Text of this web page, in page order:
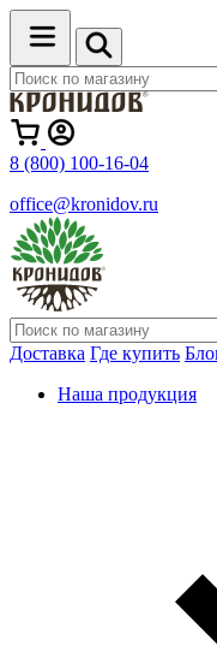
8 (800) 100-16-04
office@kronidov.ru
Доставка Где купить
Наша продукция